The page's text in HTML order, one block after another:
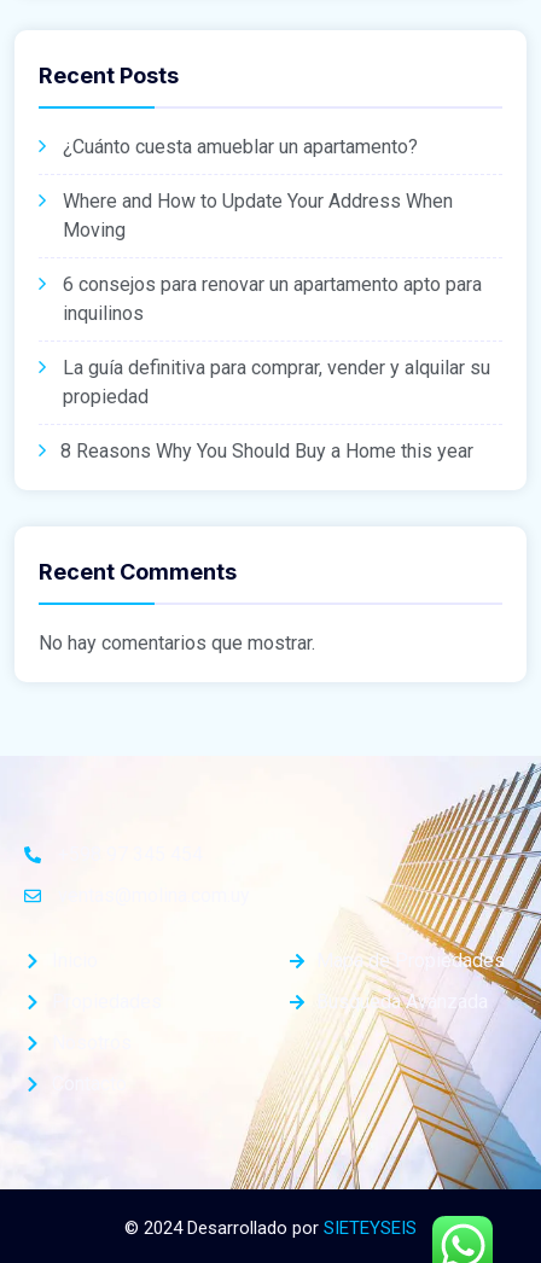
Recent Posts
¿Cuánto cuesta amueblar un apartamento?
Where and How to Update Your Address When
Moving
6 consejos para renovar un apartamento apto para
inquilinos
La guía definitiva para comprar, vender y alquilar su
propiedad
8 Reasons Why You Should Buy a Home this year
Recent Comments
No hay comentarios que mostrar.
Mapa de Propiedades
Busqueda Avanzada
© 2024 Desarrollado por SIETEYSEIS